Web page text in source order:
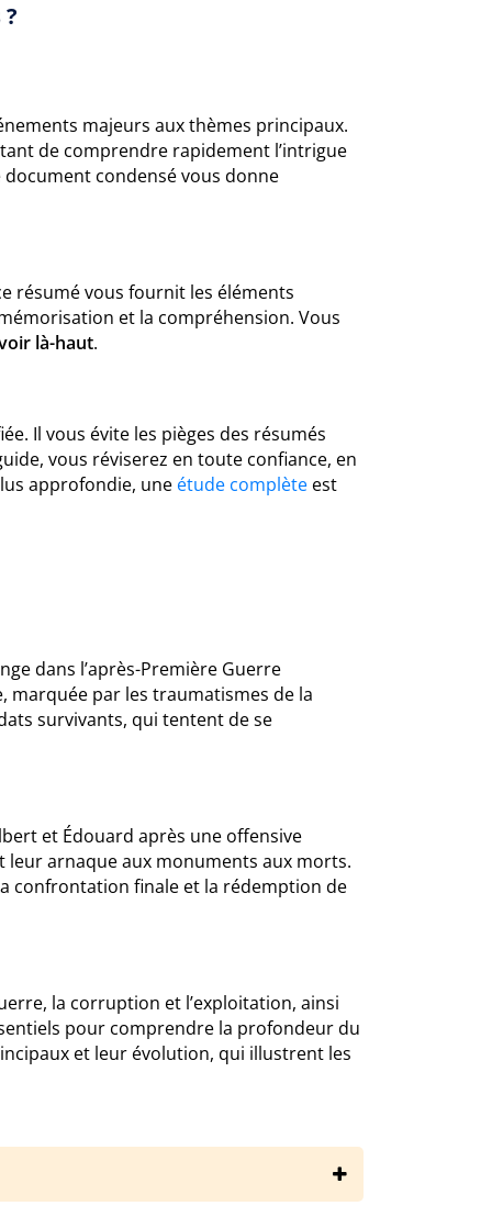
majeurs aux thèmes principaux.
de comprendre rapidement l’intrigue
document condensé vous donne
résumé vous fournit les éléments
et la compréhension. Vous
là-haut.
Il vous évite les pièges des résumés
vous réviserez en toute confiance, en
approfondie, une étude complète est
dans l’après-Première Guerre
marquée par les traumatismes de la
survivants, qui tentent de se
et Édouard après une offensive
leur arnaque aux monuments aux morts.
confrontation finale et la rédemption de
la corruption et l’exploitation, ainsi
pour comprendre la profondeur du
et leur évolution, qui illustrent les